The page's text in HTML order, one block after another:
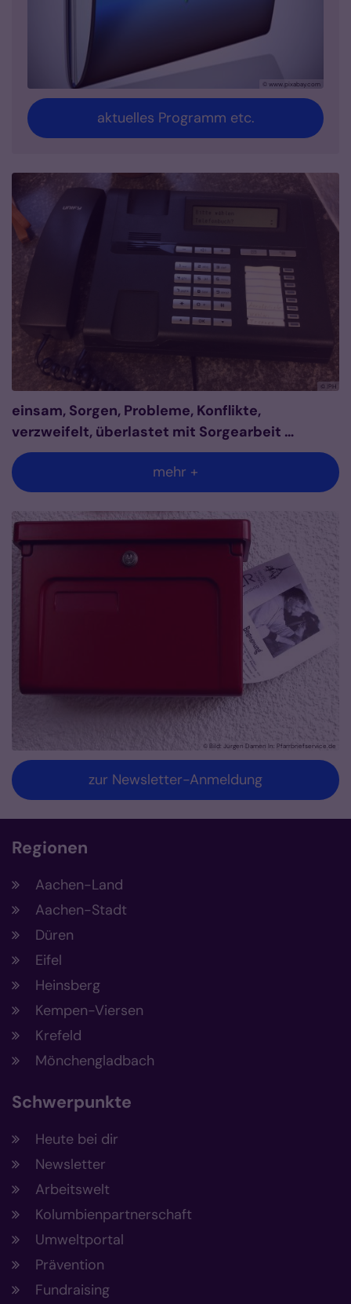
© www.pixabay.com
aktuelles Programm etc.
© IPH
einsam, Sorgen, Probleme, Konflikte,
verzweifelt, überlastet mit Sorgearbeit …
mehr +
© Bild: Jürgen Damen In: Pfarrbriefservice.de
zur Newsletter-Anmeldung
Regionen
Aachen-Land
Aachen-Stadt
Düren
Eifel
Heinsberg
Kempen-Viersen
Krefeld
Mönchengladbach
Schwerpunkte
Heute bei dir
Newsletter
Arbeitswelt
Kolumbienpartnerschaft
Umweltportal
Prävention
Fundraising